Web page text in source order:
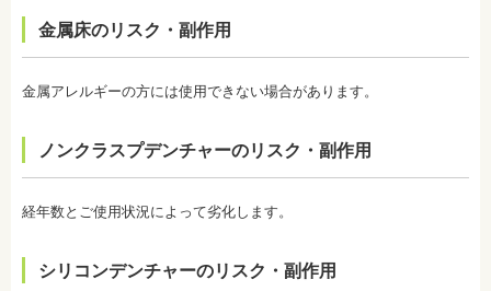
歯学博士（口腔外科学）
することが可能です。特に、塗布する時期に制限が
監修医情報 菊地由利佳先生
新潟大学医歯学総合病院にて研修
・ホワイトニング剤の影響で知覚過敏がおこるケー
スがあります。薬剤が歯の神経に強い刺激を与えて
ィスホワイトニングで使用する薬剤はホームホワイ
・歯科で行うホワイトニングでも1回の施術で思った
す。歯の厚みの違いやホワイトニングの作用が出に
に起こるということではなく、個人差が大きいた
金属床のリスク・副作用
金属アレルギーの方には使用できない場合があります。
ノンクラスプデンチャーのリスク・副作用
経年数とご使用状況によって劣化します。
シリコンデンチャーのリスク・副作用